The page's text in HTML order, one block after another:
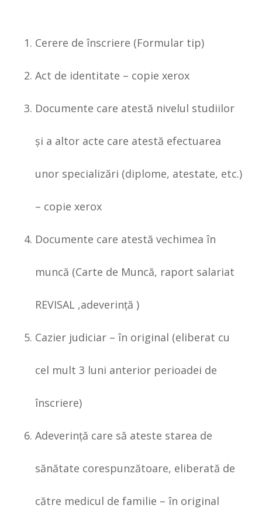
Cerere de înscriere (Formular tip)
Act de identitate – copie xerox
Documente care atestă nivelul studiilor
şi a altor acte care atestă efectuarea
unor specializări (diplome, atestate, etc.)
– copie xerox
Documente care atestă vechimea în
muncă (Carte de Muncă, raport salariat
REVISAL ,adeverinţă )
Cazier judiciar – în original (eliberat cu
cel mult 3 luni anterior perioadei de
înscriere)
Adeverinţă care să ateste starea de
sănătate corespunzătoare, eliberată de
către medicul de familie – în original